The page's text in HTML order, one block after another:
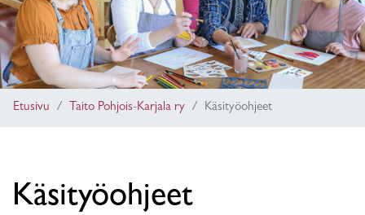
Etusivu Taito Pohjois-Karjala ry Käsityöohjeet
Käsityöohjeet